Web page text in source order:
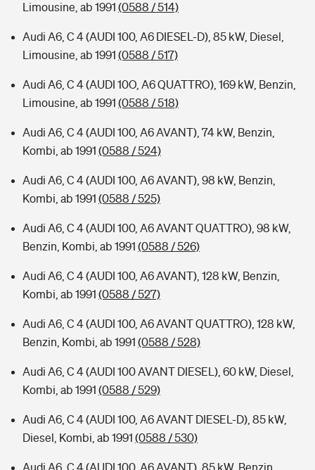
Limousine, ab 1991 (0588 / 514)
Audi A6, C 4 (AUDI 100, A6 DIESEL-D), 85 kW, Diesel,
Limousine, ab 1991 (0588 / 517)
Audi A6, C 4 (AUDI 10O, A6 QUATTRO), 169 kW, Benzin,
Limousine, ab 1991 (0588 / 518)
Audi A6, C 4 (AUDI 100, A6 AVANT), 74 kW, Benzin,
Kombi, ab 1991 (0588 / 524)
Audi A6, C 4 (AUDI 100, A6 AVANT), 98 kW, Benzin,
Kombi, ab 1991 (0588 / 525)
Audi A6, C 4 (AUDI 100, A6 AVANT QUATTRO), 98 kW,
Benzin, Kombi, ab 1991 (0588 / 526)
Audi A6, C 4 (AUDI 100, A6 AVANT), 128 kW, Benzin,
Kombi, ab 1991 (0588 / 527)
Audi A6, C 4 (AUDI 100, A6 AVANT QUATTRO), 128 kW,
Benzin, Kombi, ab 1991 (0588 / 528)
Audi A6, C 4 (AUDI 100 AVANT DIESEL), 60 kW, Diesel,
Kombi, ab 1991 (0588 / 529)
Audi A6, C 4 (AUDI 100, A6 AVANT DIESEL-D), 85 kW,
Diesel, Kombi, ab 1991 (0588 / 530)
Audi A6, C 4 (AUDI 100, A6 AVANT), 85 kW, Benzin,